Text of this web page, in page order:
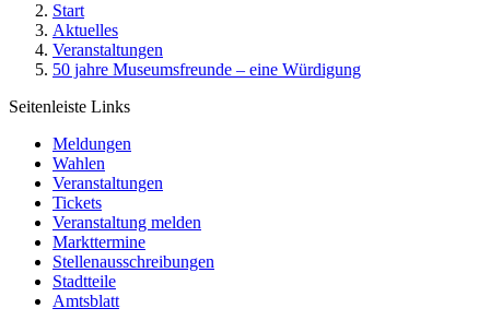
Start
Aktuelles
Veranstaltungen
50 jahre Museumsfreunde – eine Würdigung
Seitenleiste Links
Meldungen
Wahlen
Veranstaltungen
Tickets
Veranstaltung melden
Markttermine
Stellenausschreibungen
Stadtteile
Amtsblatt